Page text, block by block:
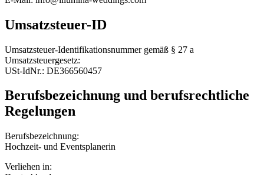
Umsatzsteuer-ID
Umsatzsteuer-Identifikationsnummer gemäß § 27 a
Umsatzsteuergesetz:
USt-IdNr.: DE366560457
Berufsbezeichnung und berufsrechtliche
Regelungen
Berufsbezeichnung:
Hochzeit- und Eventsplanerin
Verliehen in: